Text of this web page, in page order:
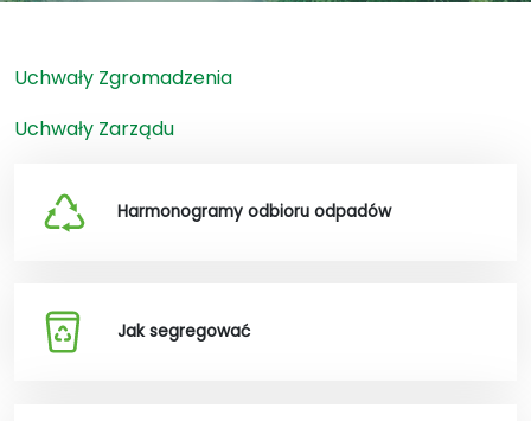
Uchwały Zgromadzenia
Uchwały Zarządu
Harmonogramy odbioru odpadów
Jak segregować